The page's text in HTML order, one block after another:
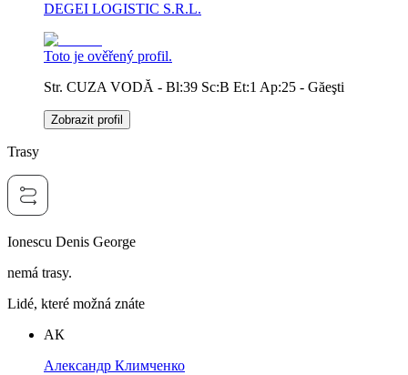
DEGEI LOGISTIC S.R.L.
Toto je ověřený profil.
Str. CUZA VODĂ - Bl:39 Sc:B Et:1 Ap:25 - Găeşti
Zobrazit profil
Trasy
Ionescu Denis George
nemá trasy.
Lidé, které možná znáte
АК
Александр Климченко